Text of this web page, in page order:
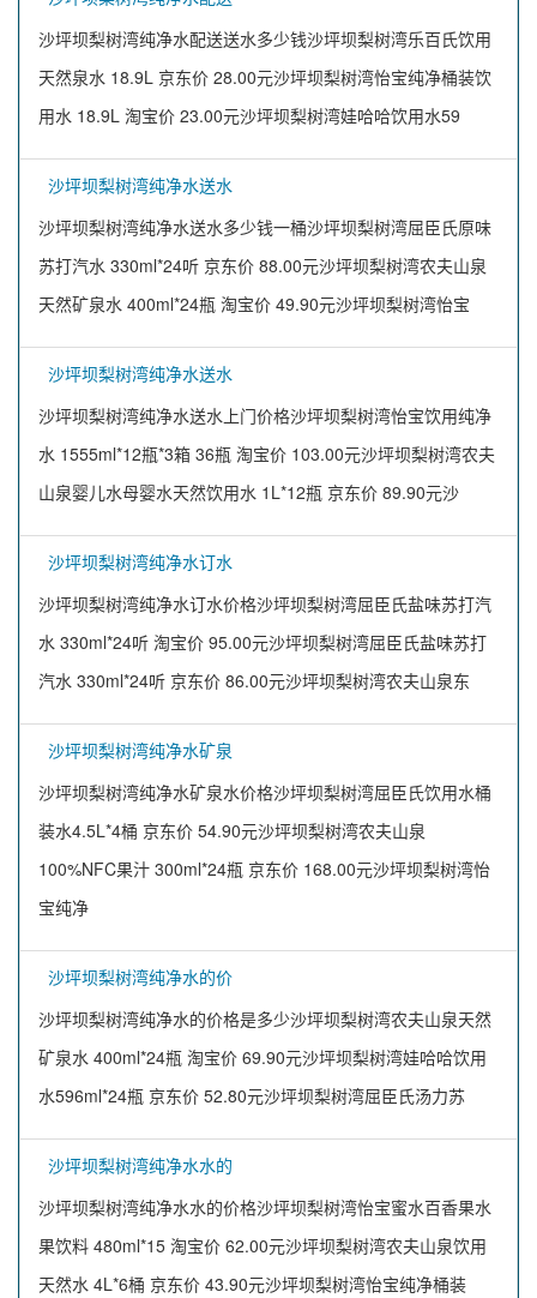
沙坪坝梨树湾纯净水配送送水多少钱沙坪坝梨树湾乐百氏饮用
天然泉水 18.9L 京东价 28.00元沙坪坝梨树湾怡宝纯净桶装饮
用水 18.9L 淘宝价 23.00元沙坪坝梨树湾娃哈哈饮用水59
沙坪坝梨树湾纯净水送水
沙坪坝梨树湾纯净水送水多少钱一桶沙坪坝梨树湾屈臣氏原味
苏打汽水 330ml*24听 京东价 88.00元沙坪坝梨树湾农夫山泉
天然矿泉水 400ml*24瓶 淘宝价 49.90元沙坪坝梨树湾怡宝
沙坪坝梨树湾纯净水送水
沙坪坝梨树湾纯净水送水上门价格沙坪坝梨树湾怡宝饮用纯净
水 1555ml*12瓶*3箱 36瓶 淘宝价 103.00元沙坪坝梨树湾农夫
山泉婴儿水母婴水天然饮用水 1L*12瓶 京东价 89.90元沙
沙坪坝梨树湾纯净水订水
沙坪坝梨树湾纯净水订水价格沙坪坝梨树湾屈臣氏盐味苏打汽
水 330ml*24听 淘宝价 95.00元沙坪坝梨树湾屈臣氏盐味苏打
汽水 330ml*24听 京东价 86.00元沙坪坝梨树湾农夫山泉东
沙坪坝梨树湾纯净水矿泉
沙坪坝梨树湾纯净水矿泉水价格沙坪坝梨树湾屈臣氏饮用水桶
装水4.5L*4桶 京东价 54.90元沙坪坝梨树湾农夫山泉
100%NFC果汁 300ml*24瓶 京东价 168.00元沙坪坝梨树湾怡
宝纯净
沙坪坝梨树湾纯净水的价
沙坪坝梨树湾纯净水的价格是多少沙坪坝梨树湾农夫山泉天然
矿泉水 400ml*24瓶 淘宝价 69.90元沙坪坝梨树湾娃哈哈饮用
水596ml*24瓶 京东价 52.80元沙坪坝梨树湾屈臣氏汤力苏
沙坪坝梨树湾纯净水水的
沙坪坝梨树湾纯净水水的价格沙坪坝梨树湾怡宝蜜水百香果水
果饮料 480ml*15 淘宝价 62.00元沙坪坝梨树湾农夫山泉饮用
天然水 4L*6桶 京东价 43.90元沙坪坝梨树湾怡宝纯净桶装